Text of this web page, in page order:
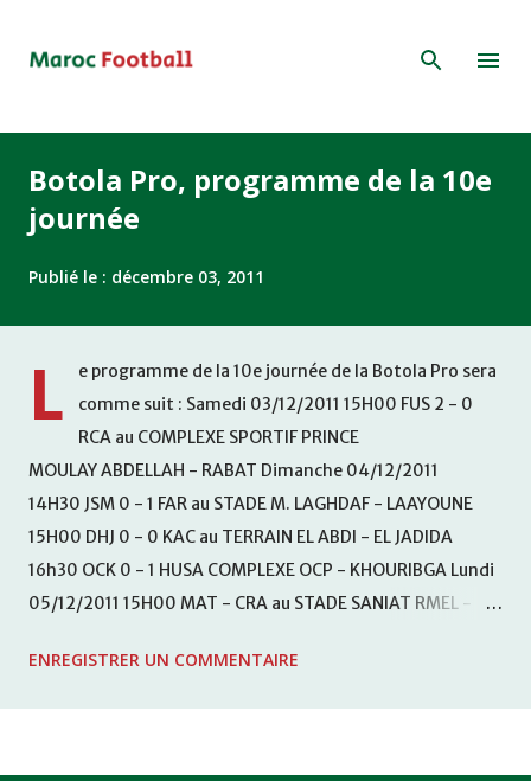
Botola Pro, programme de la 10e
journée
Publié le : décembre 03, 2011
L
e programme de la 10e journée de la Botola Pro sera
comme suit : Samedi 03/12/2011 15H00 FUS 2 - 0
RCA au COMPLEXE SPORTIF PRINCE
MOULAY ABDELLAH - RABAT Dimanche 04/12/2011
14H30 JSM 0 - 1 FAR au STADE M. LAGHDAF - LAAYOUNE
15H00 DHJ 0 - 0 KAC au TERRAIN EL ABDI - EL JADIDA
16h30 OCK 0 - 1 HUSA COMPLEXE OCP - KHOURIBGA Lundi
05/12/2011 15H00 MAT - CRA au STADE SANIAT RMEL -
KHEMISET Mardi 06/12/2011 15H00 WAF - OCS au
ENREGISTRER UN COMMENTAIRE